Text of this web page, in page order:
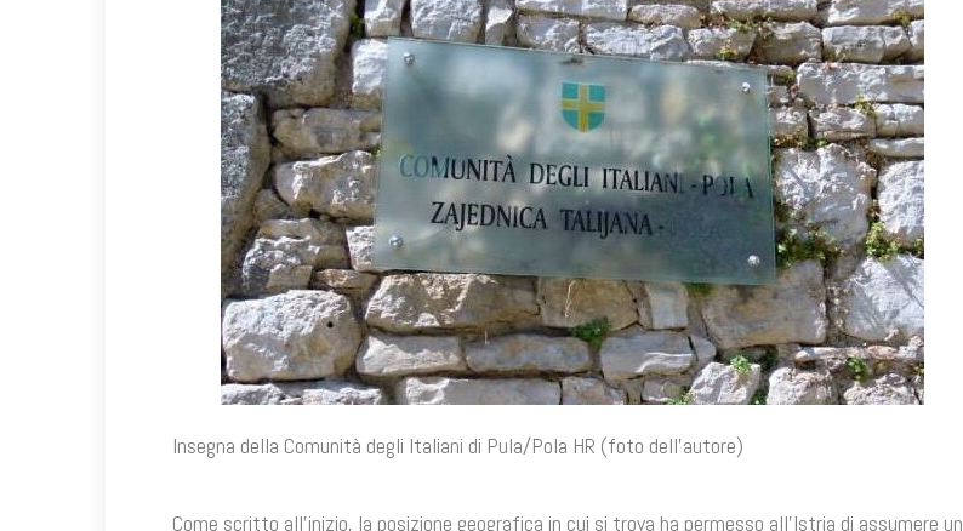
Insegna della Comunità degli Italiani di Pula/Pola HR (foto dell’autore)
Come scritto all’inizio, la posizione geografica in cui si trova ha permesso all’Istria di assumere un